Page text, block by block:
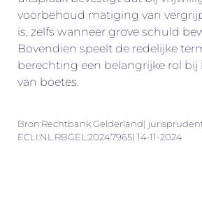
voorbehoud matiging van
is, zelfs wanneer grove schuld
Bovendien speelt de redelijke
berechting een belangrijke rol bij
van boetes.
Bron:Rechtbank Gelderland|
ECLI:NL:RBGEL:2024:7965| 14-11-2024